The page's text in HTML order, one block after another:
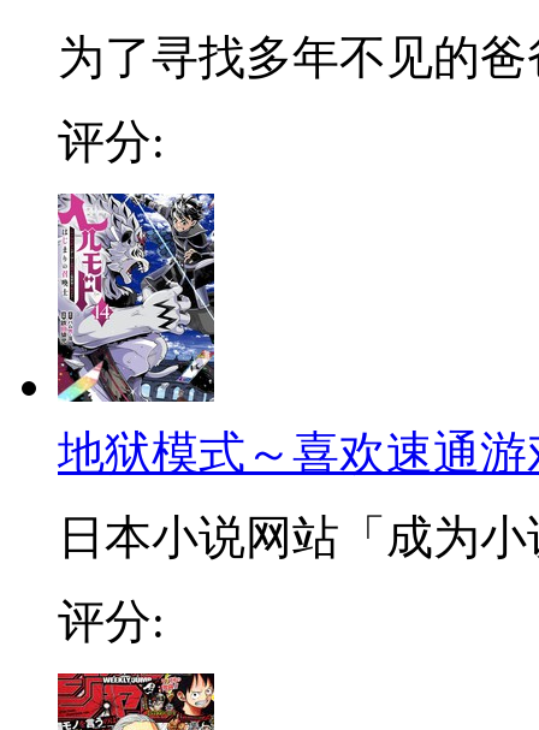
为了寻找多年不见的爸
评分:
地狱模式～喜欢速通
日本小说网站「成为
评分: